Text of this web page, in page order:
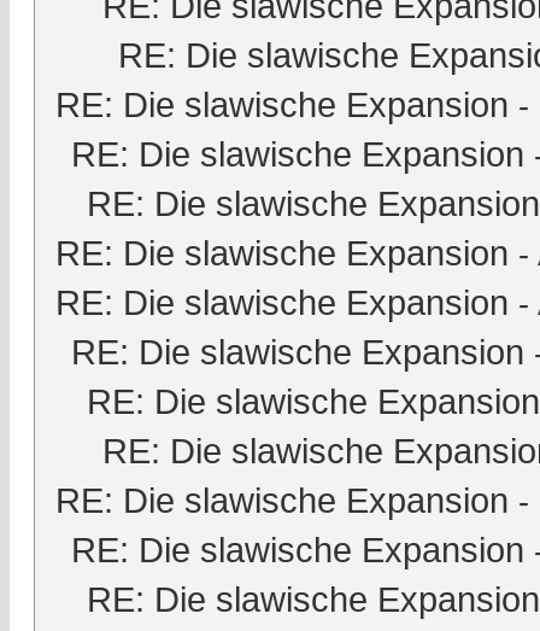
RE: Die slawische
RE: Die slawische Expansion -
RE: Die slawische Expansion
RE: Die slawische Expansion
RE: Die slawische Expansion -
RE: Die slawische Expansion -
RE: Die slawische Expansion
RE: Die slawische Expansion
RE: Die slawische
RE: Die slawische Expansion -
RE: Die slawische Expansion
RE: Die slawische Expansion